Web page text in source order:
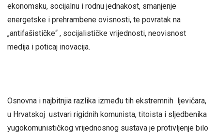
ekonomsku, socijalnu i rodnu jednakost, smanjenje
energetske i prehrambene ovisnosti, te povratak na
„antifašističke“ , socijalističke vrijednosti, neovisnost
medija i poticaj inovacija.
Osnovna i najbitnjia razlika između tih ekstremnih ljevičara,
u Hrvatskoj ustvari rigidnih komunista, titoista i sljedbenika
yugokomunističkog vrijednosnog sustava je protivljenje bilo